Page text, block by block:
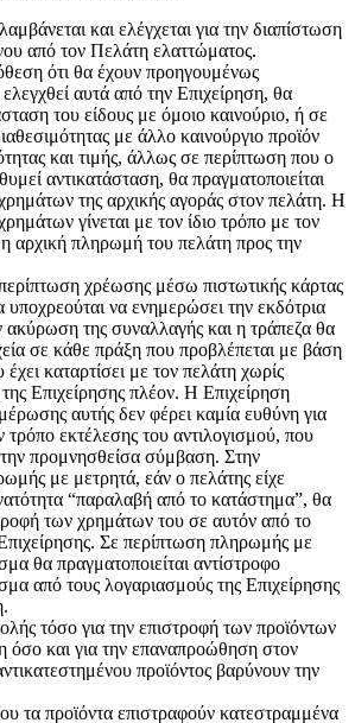
και ελέγχεται για την διαπίστωση
από τον Πελάτη ελαττώματος.
ότι θα έχουν προηγουμένως
αυτά από την Επιχείρηση, θα
του είδους με όμοιο καινούριο, ή σε
με άλλο καινούργιο προϊόν
και τιμής, άλλως σε περίπτωση που ο
αντικατάσταση, θα πραγματοποιείται
της αρχικής αγοράς στον πελάτη. Η
γίνεται με τον ίδιο τρόπο με τον
η αρχική πληρωμή του πελάτη προς την
χρέωσης μέσω πιστωτικής κάρτας
υποχρεούται να ενημερώσει την εκδότρια
ακύρωση της συναλλαγής και η τράπεζα θα
σε κάθε πράξη που προβλέπεται με βάση
καταρτίσει με τον πελάτη χωρίς
Επιχείρησης πλέον. Η Επιχείρηση
αυτής δεν φέρει καμία ευθύνη για
τρόπο εκτέλεσης του αντιλογισμού, που
την προμνησθείσα σύμβαση. Στην
με μετρητά, εάν ο πελάτης είχε
“παραλαβή από το κατάστημα”, θα
των χρημάτων του σε αυτόν από το
Σε περίπτωση πληρωμής με
θα πραγματοποιείται αντίστροφο
από τους λογαριασμούς της Επιχείρησης
τόσο για την επιστροφή των προϊόντων
όσο και για την επαναπροώθηση στον
προϊόντος βαρύνουν την
τα προϊόντα επιστραφούν κατεστραμμένα